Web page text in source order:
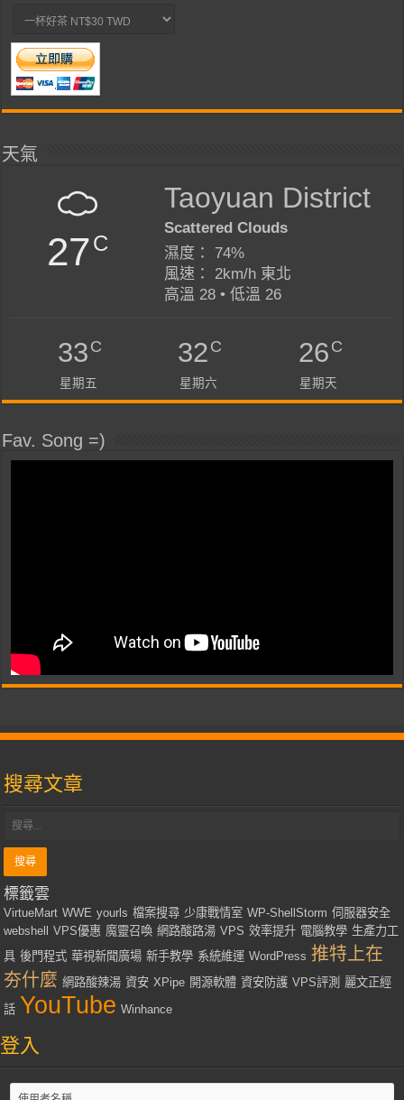
天氣
27C
Taoyuan District
Scattered Clouds
濕度： 74%
風速： 2km/h 東北
高溫 28 • 低溫 26
33C
星期五
32C
星期六
26C
星期天
Fav. Song =)
搜尋文章
標籤雲
VirtueMart WWE yourls 檔案搜尋 少康戰情室 WP-ShellStorm 伺服器安全
webshell
VPS優惠 魔靈召喚 網路酸路湯 VPS 效率提升 電腦教學 生產力工
具 後門程式 華視新聞廣場 新手教學 系統維運 WordPress 推特上在
夯什麼 網路酸辣湯 資安 XPipe 開源軟體 資安防護 VPS評測 麗文正經
話 YouTube Winhance
登入